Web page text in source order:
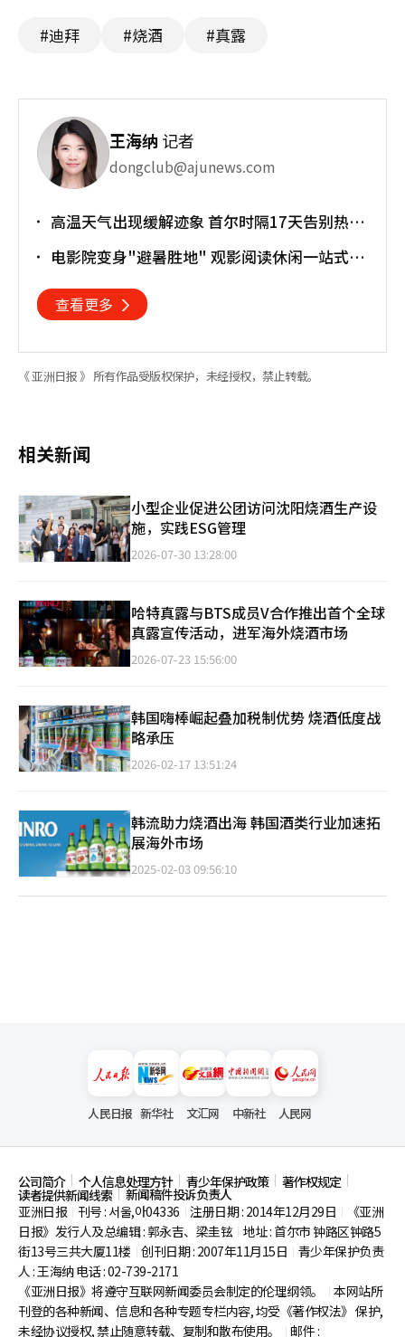
#迪拜 #烧酒 #真露
王海纳 记者
dongclub@ajunews.com
高温天气出现缓解迹象 首尔时隔17天告别热带
电影院变身"避暑胜地" 观影阅读休闲一站式搞
查看更多
《 亚洲日报 》 所有作品受版权保护，未经授权，禁止转载。
相关新闻
小型企业促进公团访问沈阳烧酒生产设
施，实践ESG管理
2026-07-30 13:28:00
哈特真露与BTS成员V合作推出首个全球
真露宣传活动，进军海外烧酒市场
2026-07-23 15:56:00
韩国嗨棒崛起叠加税制优势 烧酒低度战
略承压
2026-02-17 13:51:24
韩流助力烧酒出海 韩国酒类行业加速拓
展海外市场
2025-02-03 09:56:10
人民日报 新华社 文汇网 中新社 人民网
公司简介 个人信息处理方针 青少年保护政策 著作权规定
读者提供新闻线索
新闻稿件投诉负责人
亚洲日报
刊号 : 서울,아04336 注册日期 : 2014年12月29日
《亚洲
日报》发行人及总编辑 : 郭永吉、梁圭铉 地址 : 首尔市钟路区钟路5
街13号三共大厦11楼 创刊日期 : 2007年11月15日
青少年保护负责
人 : 王海纳 电话 : 02-739-2171
《亚洲日报》将遵守互联网新闻委员会制定的伦理纲领。
本网站所
刊登的各种新闻、信息和各种专题专栏内容, 均受《著作权法》 保护,
未经协议授权, 禁止随意转载、复制和散布使用。
邮件 :